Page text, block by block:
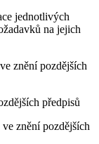
jednotlivých
na jejich
znění pozdějších
předpisů
znění pozdějších